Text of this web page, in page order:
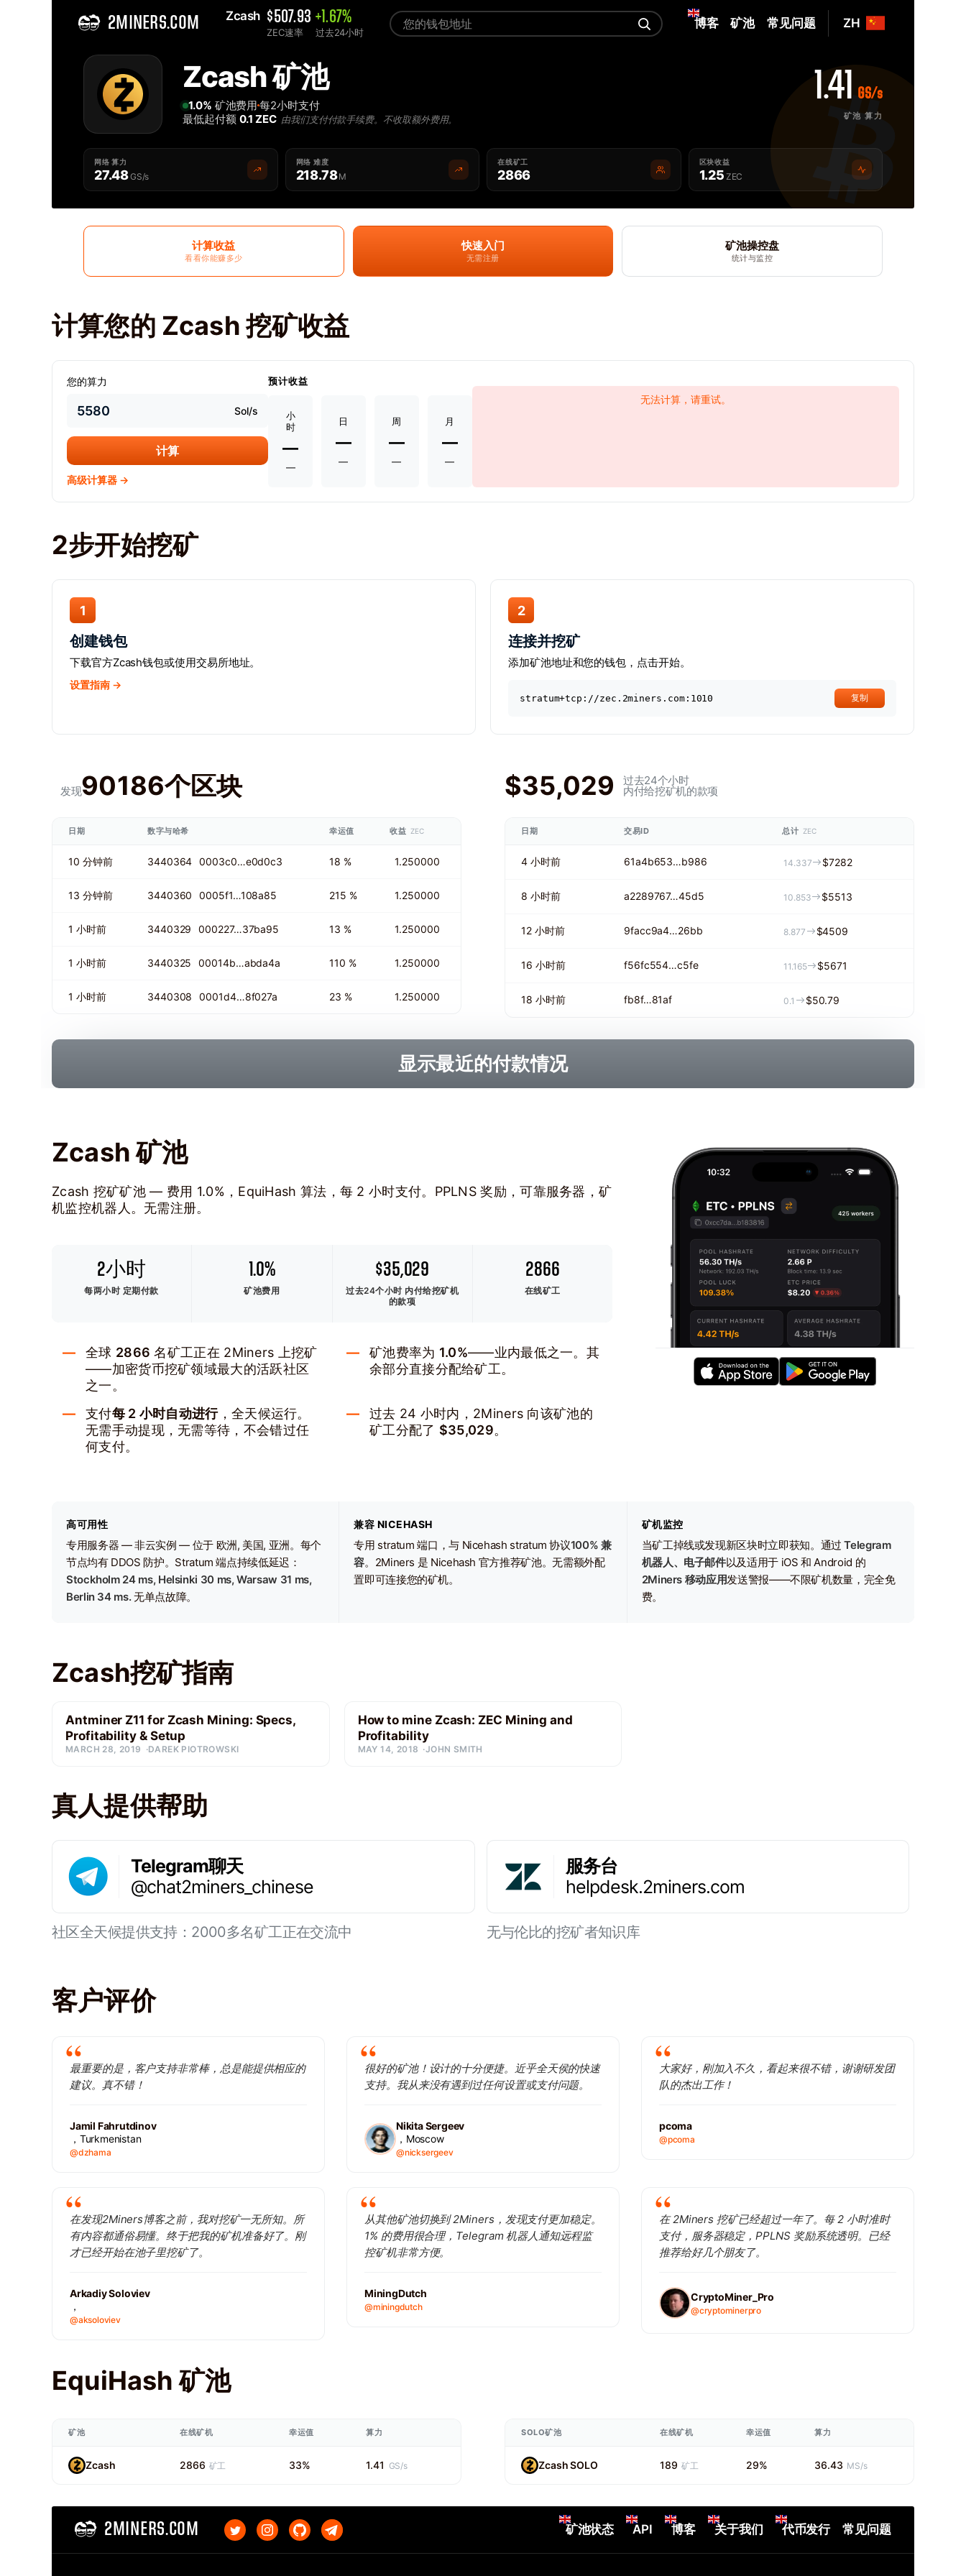
2MINERS.COM Zcash $507.93
ZEC速率
+1.67%
过去24小时
ZH
博客 矿池 常见问题
最佳Zcash ZEC 矿池 - 2Miners
Zcash 矿池
1.0% 矿池费用每2小时支付
最低起付额 0.1 ZEC 由我们支付付款手续费。不收取额外费用。
1.41 GS/s
矿池 算力
网络 算力
27.48GS/s
网络 难度
218.78M
在线矿工
2866
区块收益
1.25 ZEC
计算收益
看看你能赚多少
快速入门
无需注册
矿池操控盘
统计与监控
计算您的 Zcash 挖矿收益
您的算力
Sol/s
计算
高级计算器 →
预计收益
小
时
—
—
日
—
—
周
—
—
月
—
—
无法计算，请重试。
2步开始挖矿
1
创建钱包
下载官方Zcash钱包或使用交易所地址。
设置指南 →
2
连接并挖矿
添加矿池地址和您的钱包，点击开始。
stratum+tcp://zec.2miners.com:1010 复制
发现90186个区块
日期 数字与哈希 幸运值 收益 ZEC
10 分钟前 3440364 0003c0…e0d0c3 18 % 1.250000
13 分钟前 3440360 0005f1…108a85 215 % 1.250000
1 小时前 3440329 000227…37ba95 13 % 1.250000
1 小时前 3440325 00014b…abda4a 110 % 1.250000
1 小时前 3440308 0001d4…8f027a 23 % 1.250000
$35,029 过去24个小时
内付给挖矿机的款项
日期 交易ID 总计 ZEC
4 小时前 61a4b653…b986 14.337 $7282
8 小时前 a2289767…45d5 10.853 $5513
12 小时前 9facc9a4…26bb 8.877 $4509
16 小时前 f56fc554…c5fe 11.165 $5671
18 小时前 fb8f…81af 0.1 $50.79
显示最近的付款情况
Zcash 矿池
Zcash 挖矿矿池 — 费用 1.0%，EquiHash 算法，每 2 小时支付。PPLNS 奖励，可靠服务器，矿
机监控机器人。无需注册。
2小时
每两小时 定期付款
1.0%
矿池费用
$35,029
过去24个小时 内付给挖矿机
的款项
2866
在线矿工
全球 2866 名矿工正在 2Miners 上挖矿
——加密货币挖矿领域最大的活跃社区
之一。
矿池费率为 1.0%——业内最低之一。其
余部分直接分配给矿工。
支付每 2 小时自动进行，全天候运行。
无需手动提现，无需等待，不会错过任
何支付。
过去 24 小时内，2Miners 向该矿池的
矿工分配了 $35,029。
高可用性
专用服务器 — 非云实例 — 位于 欧洲, 美国, 亚洲。每个
节点均有 DDOS 防护。Stratum 端点持续低延迟：
Stockholm 24 ms, Helsinki 30 ms, Warsaw 31 ms,
Berlin 34 ms.无单点故障。
兼容 NICEHASH
专用 stratum 端口，与 Nicehash stratum 协议100% 兼
容。2Miners 是 Nicehash 官方推荐矿池。无需额外配
置即可连接您的矿机。
矿机监控
当矿工掉线或发现新区块时立即获知。通过Telegram
机器人、电子邮件以及适用于 iOS 和 Android 的
2Miners 移动应用发送警报——不限矿机数量，完全免
费。
Zcash挖矿指南
Antminer Z11 for Zcash Mining: Specs,
Profitability & Setup
MARCH 28, 2019 DAREK PIOTROWSKI
How to mine Zcash: ZEC Mining and
Profitability
MAY 14, 2018 JOHN SMITH
真人提供帮助
Telegram聊天
@chat2miners_chinese
社区全天候提供支持：2000多名矿工正在交流中
服务台
helpdesk.2miners.com
无与伦比的挖矿者知识库
客户评价
最重要的是，客户支持非常棒，总是能提供相应的
建议。真不错！
Jamil Fahrutdinov
，Turkmenistan
@dzhama
很好的矿池！设计的十分便捷。近乎全天侯的快速
支持。我从来没有遇到过任何设置或支付问题。
Nikita Sergeev
，Moscow
@nicksergeev
大家好，刚加入不久，看起来很不错，谢谢研发团
队的杰出工作！
pcoma
@pcoma
在发现2Miners博客之前，我对挖矿一无所知。所
有内容都通俗易懂。终于把我的矿机准备好了。刚
才已经开始在池子里挖矿了。
Arkadiy Soloviev
，
@aksoloviev
从其他矿池切换到 2Miners，发现支付更加稳定。
1% 的费用很合理，Telegram 机器人通知远程监
控矿机非常方便。
MiningDutch
@miningdutch
在 2Miners 挖矿已经超过一年了。每 2 小时准时
支付，服务器稳定，PPLNS 奖励系统透明。已经
推荐给好几个朋友了。
CryptoMiner_Pro
@cryptominerpro
EquiHash 矿池
矿池 在线矿机 幸运值 算力
Zcash 2866 矿工 33% 1.41 GS/s
SOLO矿池 在线矿机 幸运值 算力
Zcash SOLO 189 矿工 29% 36.43 MS/s
2MINERS.COM 矿池状态 API 博客 关于我们 代币发行 常见问题